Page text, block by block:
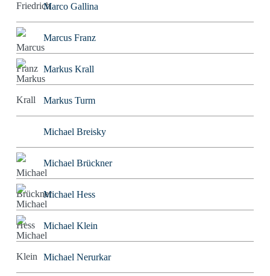
Marco Gallina
Marcus Franz
Markus Krall
Markus Turm
Michael Breisky
Michael Brückner
Michael Hess
Michael Klein
Michael Nerurkar